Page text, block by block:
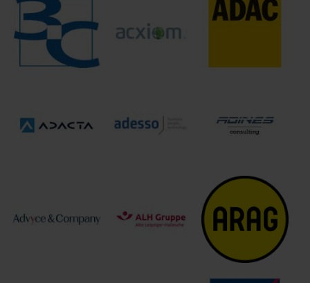
GmbH Deutschland
GmbH
ADAC
Versicherung AG
Adacta adesso SE Adines
Consulting